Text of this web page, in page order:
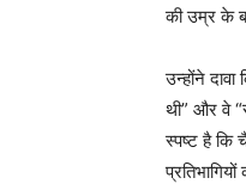
की उम्र के
उन्होंने
थी” और वे
स्पष्ट है कि